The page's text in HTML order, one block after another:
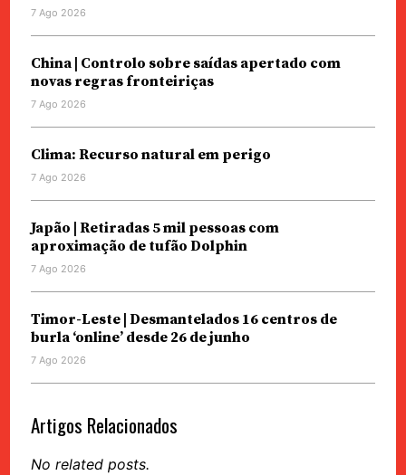
7 Ago 2026
China | Controlo sobre saídas apertado com
novas regras fronteiriças
7 Ago 2026
Clima: Recurso natural em perigo
7 Ago 2026
Japão | Retiradas 5 mil pessoas com
aproximação de tufão Dolphin
7 Ago 2026
Timor-Leste | Desmantelados 16 centros de
burla ‘online’ desde 26 de junho
7 Ago 2026
Artigos Relacionados
No related posts.